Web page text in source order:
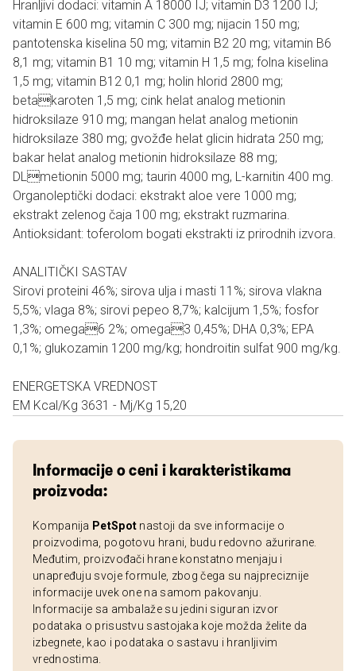
Hranljivi dodaci: vitamin A 18000 IJ; vitamin D3 1200 IJ;
vitamin E 600 mg; vitamin C 300 mg; nijacin 150 mg;
pantotenska kiselina 50 mg; vitamin B2 20 mg; vitamin B6
8,1 mg; vitamin B1 10 mg; vitamin H 1,5 mg; folna kiselina
1,5 mg; vitamin B12 0,1 mg; holin hlorid 2800 mg;
betakaroten 1,5 mg; cink helat analog metionin
hidroksilaze 910 mg; mangan helat analog metionin
hidroksilaze 380 mg; gvožđe helat glicin hidrata 250 mg;
bakar helat analog metionin hidroksilaze 88 mg;
DLmetionin 5000 mg; taurin 4000 mg, L-karnitin 400 mg.
Organoleptički dodaci: ekstrakt aloe vere 1000 mg;
ekstrakt zelenog čaja 100 mg; ekstrakt ruzmarina.
Antioksidant: toferolom bogati ekstrakti iz prirodnih izvora.
ANALITIČKI SASTAV
Sirovi proteini 46%; sirova ulja i masti 11%; sirova vlakna
5,5%; vlaga 8%; sirovi pepeo 8,7%; kalcijum 1,5%; fosfor
1,3%; omega6 2%; omega3 0,45%; DHA 0,3%; EPA
0,1%; glukozamin 1200 mg/kg; hondroitin sulfat 900 mg/kg.
ENERGETSKA VREDNOST
EM Kcal/Kg 3631 - Mj/Kg 15,20
Informacije o ceni i karakteristikama
proizvoda:
Kompanija PetSpot nastoji da sve informacije o
proizvodima, pogotovu hrani, budu redovno ažurirane.
Međutim, proizvođači hrane konstatno menjaju i
unapređuju svoje formule, zbog čega su najpreciznije
informacije uvek one na samom pakovanju.
Informacije sa ambalaže su jedini siguran izvor
podataka o prisustvu sastojaka koje možda želite da
izbegnete, kao i podataka o sastavu i hranljivim
vrednostima.